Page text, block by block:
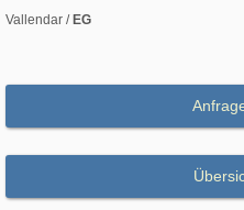
Vallendar / EG